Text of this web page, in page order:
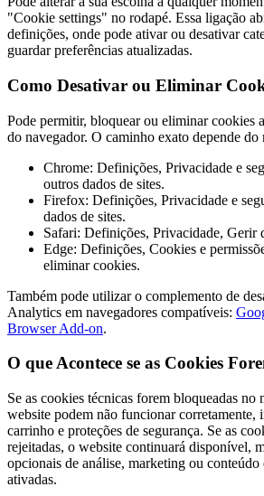
"Cookie settings" no rodapé. Essa ligação
definições, onde pode ativar ou desativar
guardar preferências atualizadas.
Como Desativar ou Eliminar
Pode permitir, bloquear ou eliminar cookies
do navegador. O caminho exato depende
Chrome: Definições, Privacidade e
outros dados de sites.
Firefox: Definições, Privacidade e
dados de sites.
Safari: Definições, Privacidade, Gerir
Edge: Definições, Cookies e
eliminar cookies.
Também pode utilizar o complemento de
Analytics em navegadores compatíveis:
Browser Add-on.
O que Acontece se as Cookies
Se as cookies técnicas forem bloqueadas no
website podem não funcionar
carrinho e proteções de segurança. Se as
rejeitadas, o website continuará disponível,
opcionais de análise, marketing ou conteúdo
ativadas.